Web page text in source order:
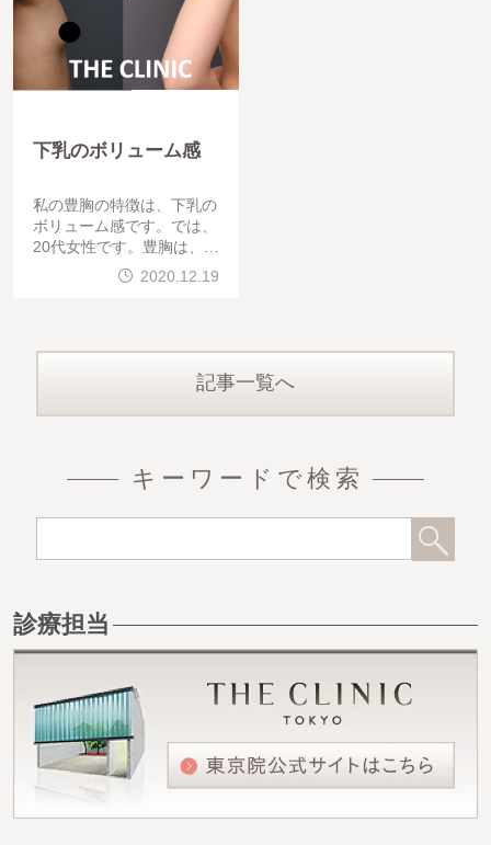
下乳のボリューム感
私の豊胸の特徴は、下乳の
ボリューム感です。では、
20代女性です。豊胸は、施
術者によって形が異なりま
2020.12.19
記事一覧へ
キーワードで検索
診療担当